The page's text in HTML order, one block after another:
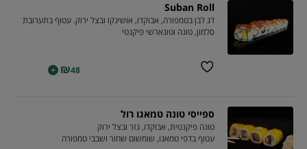
Suban Roll
דג לבן בטמפורה, אבוקדו, אושינקו ובצל ירוק. עטוף בתערובת
סלמון, טונה וטוגארשי פיקנטי
₪48
+
ספייסי טונה טמאגו רול
טונה פיקנטית, אבוקדו, גזר ובצל ירוק
עטוף בדפי טמאגו, שומשום שחור ושבבי טמפורה